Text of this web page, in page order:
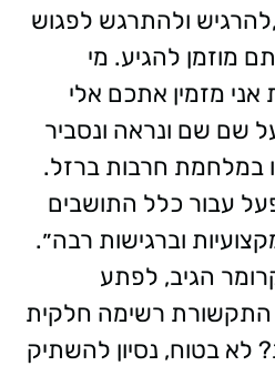
ולהתרגש לפגוש
מוזמן להגיע. מי
מזמין אתכם אלי
שם שם ונראה ונסביר
חרבות ברזל.
עבור כלל התושבים
וברגישות רבה״.
הגיב, לפתע
התקשורת רשימה חלקית
לא בטוח, נסיון להשתיק